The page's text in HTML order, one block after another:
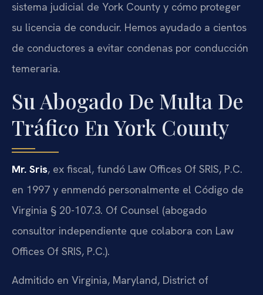
sistema judicial de York County y cómo proteger
su licencia de conducir. Hemos ayudado a cientos
de conductores a evitar condenas por conducción
temeraria.
Su Abogado De Multa De
Tráfico En York County
Mr. Sris, ex fiscal, fundó Law Offices Of SRIS, P.C.
en 1997 y enmendó personalmente el Código de
Virginia § 20-107.3. Of Counsel (abogado
consultor independiente que colabora con Law
Offices Of SRIS, P.C.).
Admitido en Virginia, Maryland, District of